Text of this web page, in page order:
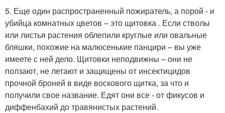
5. Еще один распространенный пожиратель, а порой - и
убийца комнатных цветов – это щитовка . Если стволы
или листья растения облепили круглые или овальные
бляшки, похожие на малюсенькие панцири – вы уже
имеете с ней дело. Щитовки неподвижны – они не
ползают, не летают и защищены от инсектицидов
прочной броней в виде воскового щитка, за что и
получили свое название. Едят они все - от фикусов и
диффенбахий до травянистых растений.